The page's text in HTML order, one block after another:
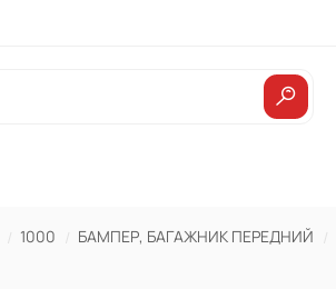
1000 БАМПЕР, БАГАЖНИК ПЕРЕДНИЙ